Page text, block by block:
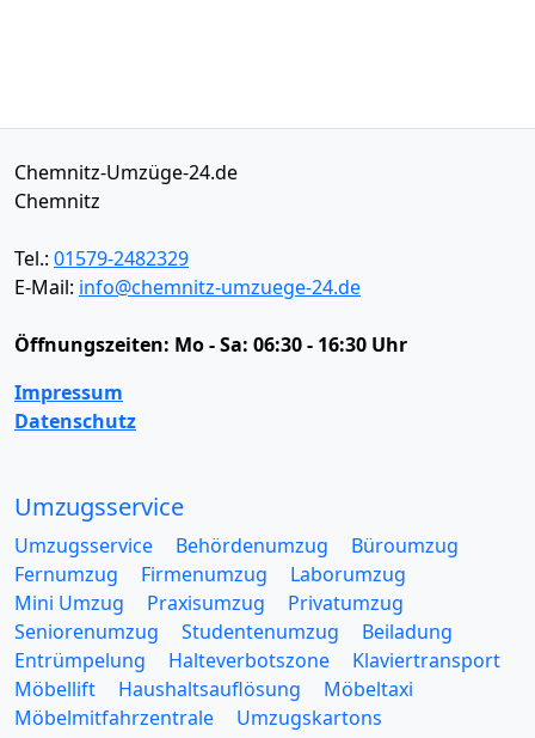
Chemnitz-Umzüge-24.de
Chemnitz
Tel.: 01579-2482329
E-Mail: info@chemnitz-umzuege-24.de
Öffnungszeiten: Mo - Sa: 06:30 - 16:30 Uhr
Impressum
Datenschutz
Umzugsservice
Umzugsservice Behördenumzug
Büroumzug
Fernumzug
Firmenumzug
Laborumzug
Mini Umzug
Praxisumzug
Privatumzug
Seniorenumzug
Studentenumzug
Beiladung
Entrümpelung
Halteverbotszone
Klaviertransport
Möbellift
Haushaltsauflösung
Möbeltaxi
Möbelmitfahrzentrale
Umzugskartons